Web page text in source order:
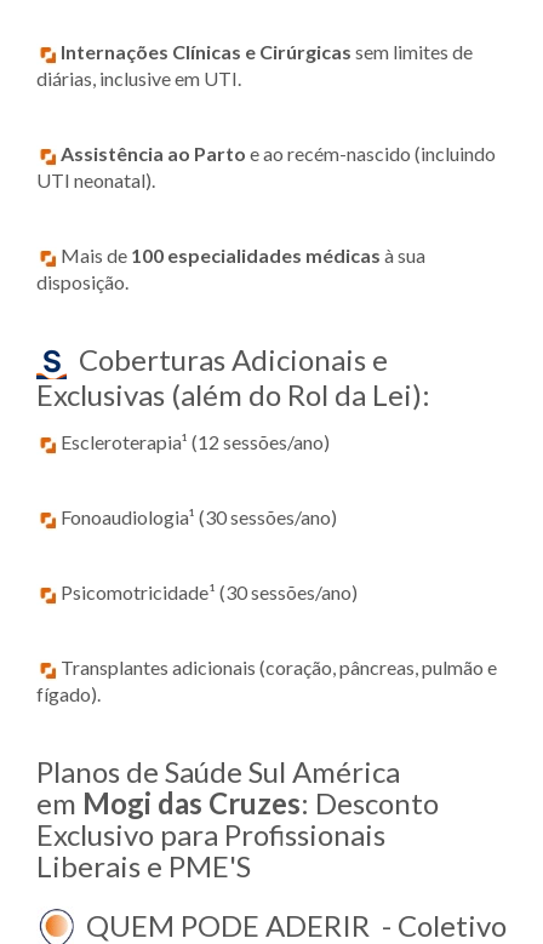
Internações Clínicas e Cirúrgicas sem limites de
diárias, inclusive em UTI.
Assistência ao Parto e ao recém-nascido (incluindo
UTI neonatal).
Mais de 100 especialidades médicas à sua
disposição.
Coberturas Adicionais e
Exclusivas (além do Rol da Lei):
Escleroterapia¹ (12 sessões/ano)
Fonoaudiologia¹ (30 sessões/ano)
Psicomotricidade¹ (30 sessões/ano)
Transplantes adicionais (coração, pâncreas, pulmão e
fígado).
Planos de Saúde Sul América
em Mogi das Cruzes: Desconto
Exclusivo para Profissionais
Liberais e PME'S
QUEM PODE ADERIR - Coletivo